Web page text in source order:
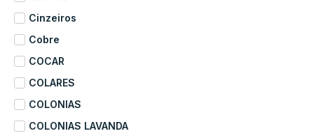
Cinzeiros
Cobre
COCAR
COLARES
COLONIAS
COLONIAS LAVANDA